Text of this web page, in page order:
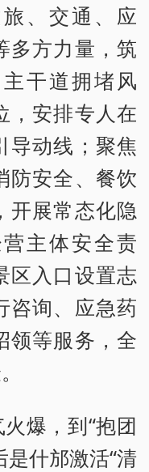
、交通、应
多方力量，筑
干道拥堵风
，安排专人在
导动线；聚焦
防安全、餐饮
开展常态化隐
主体安全责
区入口设置志
咨询、应急药
领等服务，全
爆，到“抱团
什邡激活“清